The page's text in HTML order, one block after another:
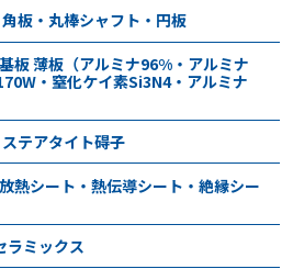
板・丸棒シャフト・円板
板 薄板（アルミナ96%・アルミナ
・窒化ケイ素Si3N4・アルミナ
テアタイト碍子
熱シート・熱伝導シート・絶縁シー
ラミックス